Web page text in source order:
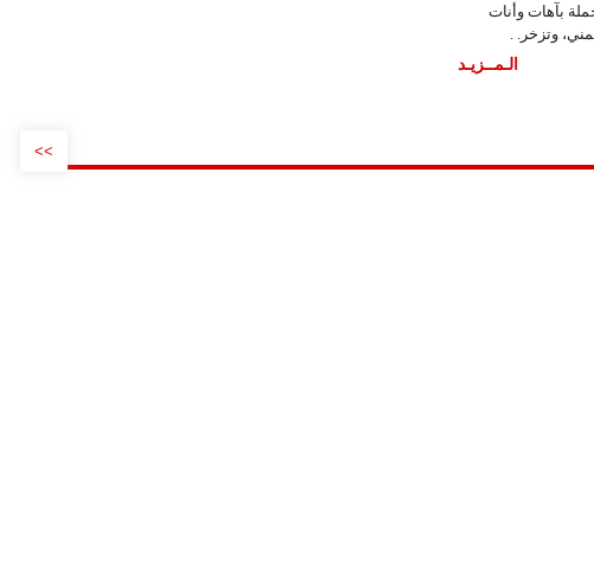
بآهات وأنات
وتزخر. .
الـمــزيـد
>>